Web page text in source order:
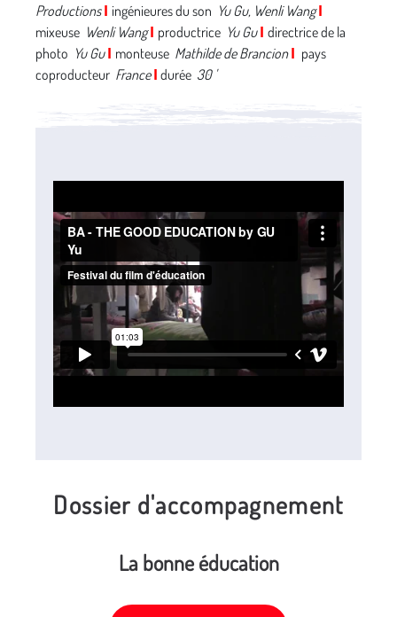
Productions I ingénieures du son Yu Gu, Wenli WangI
mixeuse Wenli Wang I productrice Yu Gu I directrice de la
photo Yu Gu I monteuse Mathilde de BrancionI pays
coproducteur France I durée 30 '
Dossier d'accompagnement
La bonne éducation